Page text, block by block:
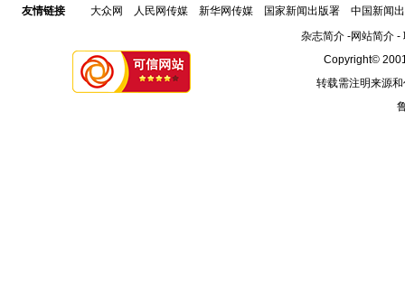
友情链接 大众网 人民网传媒 新华网传媒 国家新闻出版署
中国新闻
杂志简介-网站简介-
Copyright©
转载需注明来源